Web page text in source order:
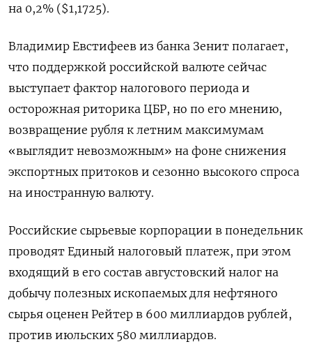
на 0,2% ($1,1725).
Владимир Евстифеев из банка Зенит полагает,
что поддержкой российской валюте сейчас
выступает фактор налогового периода и
осторожная риторика ЦБР, но по его мнению,
возвращение рубля к летним максимумам
«выглядит невозможным» на фоне снижения
экспортных притоков и сезонно высокого спроса
на иностранную валюту.
Российские сырьевые корпорации в понедельник
проводят Единый налоговый платеж, при этом
входящий в его состав августовский налог на
добычу полезных ископаемых для нефтяного
сырья оценен Рейтер в 600 миллиардов рублей,
против июльских 580 миллиардов.